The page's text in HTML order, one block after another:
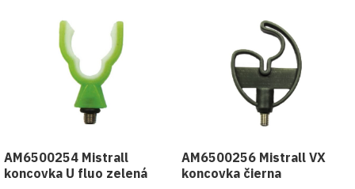
AM6500254 Mistrall
koncovka U fluo zelená
AM6500256 Mistrall VX
koncovka čierna